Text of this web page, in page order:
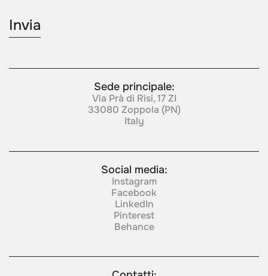
Sede principale:
Via Prà di Risi, 17 ZI
33080 Zoppola (PN)
Italy
Social media:
Instagram
Facebook
LinkedIn
Pinterest
Behance